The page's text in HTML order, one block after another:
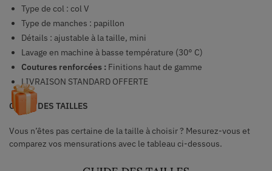
Type de col : col V
Type de manches : papillon
Détails : ajustable à la taille, mini
Lavage en machine à basse température (30° C)
Coutures renforcées : Finitions haut de gamme
LIVRAISON STANDARD OFFERTE
GUIDE DES TAILLES
Vous n’êtes pas certaine de la taille à choisir ? Mesurez-vous et
comparez vos mensurations avec le tableau ci-dessous.